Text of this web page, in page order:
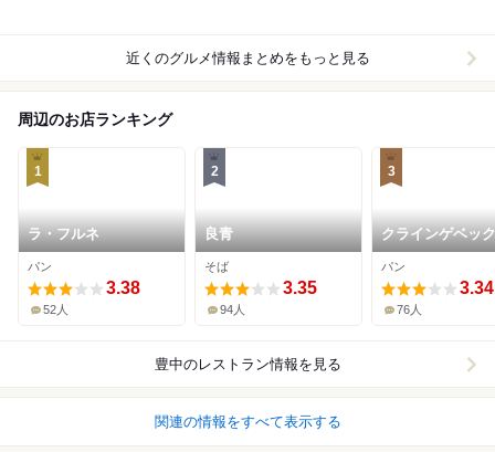
近くのグルメ情報まとめをもっと見る
周辺のお店ランキング
1
ラ・フルネ
パン
3.38
52人
2
良青
そば
3.35
94人
3
クラインゲベック
パン
3.34
76人
豊中のレストラン情報を見る
関連の情報をすべて表示する